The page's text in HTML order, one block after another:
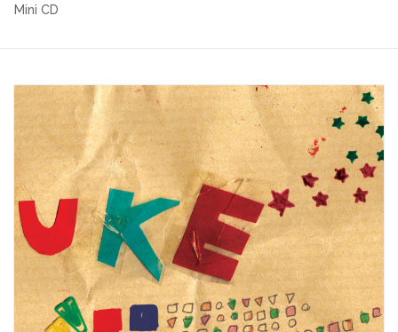
Mini CD